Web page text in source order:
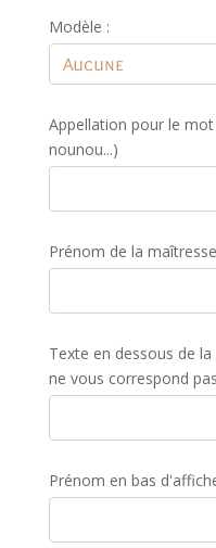
Modèle :
Appellation pour le
nounou...)
Prénom de la
Texte en dessous de
ne vous correspond
Prénom en bas